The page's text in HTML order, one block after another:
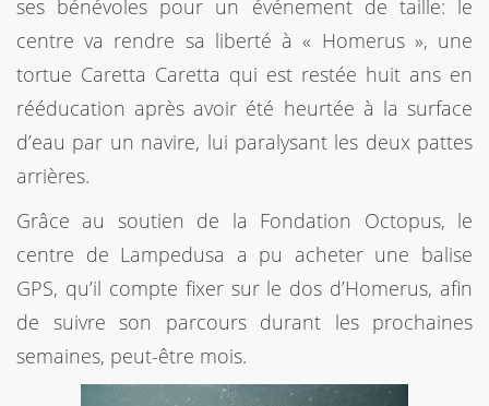
ses bénévoles pour un événement de taille: le
centre va rendre sa liberté à « Homerus », une
tortue Caretta Caretta qui est restée huit ans en
rééducation après avoir été heurtée à la surface
d’eau par un navire, lui paralysant les deux pattes
arrières.
Grâce au soutien de la Fondation Octopus, le
centre de Lampedusa a pu acheter une balise
GPS, qu’il compte fixer sur le dos d’Homerus, afin
de suivre son parcours durant les prochaines
semaines, peut-être mois.